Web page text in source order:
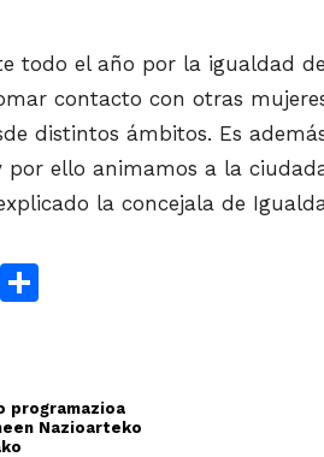
todo el año por la igualdad
contacto con otras
distintos ámbitos. Es
por ello animamos a la
la concejala de
Email
programazioa
Nazioarteko